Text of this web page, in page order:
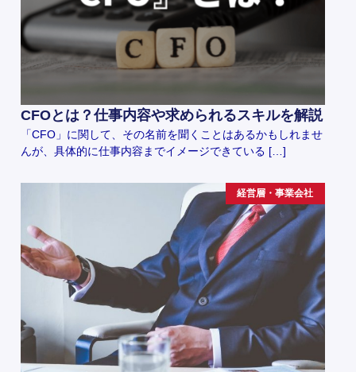
CFOとは？仕事内容や求められるスキルを解説
「CFO」に関して、その名前を聞くことはあるかもしれませ
んが、具体的に仕事内容までイメージできている […]
経営層・事業会社